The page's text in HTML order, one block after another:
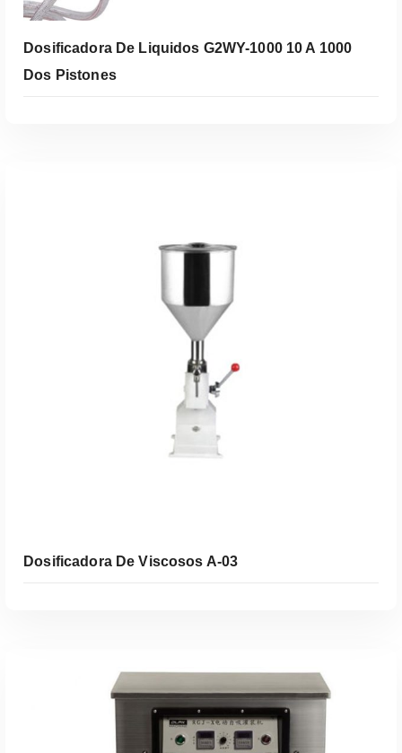
Dosificadora De Liquidos G2WY-1000 10 A 1000
Dos Pistones
Dosificadora De Viscosos A-03